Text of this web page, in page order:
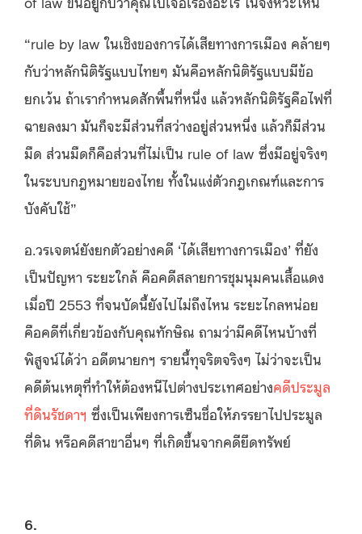
“rule by law ในเชิงของการได้เสียทางการเมือง คล้ายๆ
กับว่าหลักนิติรัฐแบบไทยๆ มันคือหลักนิติรัฐแบบมีข้อ
ยกเว้น ถ้าเรากำหนดสักพื้นที่หนึ่ง แล้วหลักนิติรัฐคือไฟที่
ฉายลงมา มันก็จะมีส่วนที่สว่างอยู่ส่วนหนึ่ง แล้วก็มีส่วน
มืด ส่วนมืดก็คือส่วนที่ไม่เป็น rule of law ซึ่งมีอยู่จริงๆ
ในระบบกฎหมายของไทย ทั้งในแง่ตัวกฎเกณฑ์และการ
บังคับใช้”
อ.วรเจตน์ยังยกตัวอย่างคดี ‘ได้เสียทางการเมือง’ ที่ยัง
เป็นปัญหา ระยะใกล้ คือคดีสลายการชุมนุมคนเสื้อแดง
เมื่อปี 2553 ที่จนบัดนี้ยังไปไม่ถึงไหน ระยะไกลหน่อย
คือคดีที่เกี่ยวข้องกับคุณทักษิณ ถามว่ามีคดีไหนบ้างที่
พิสูจน์ได้ว่า อดีตนายกฯ รายนี้ทุจริตจริงๆ ไม่ว่าจะเป็น
คดีต้นเหตุที่ทำให้ต้องหนีไปต่างประเทศอย่างคดีประมูล
ที่ดินรัชดาฯ ซึ่งเป็นเพียงการเซ็นชื่อให้ภรรยาไปประมูล
ที่ดิน หรือคดีสาขาอื่นๆ ที่เกิดขึ้นจากคดียึดทรัพย์
6.